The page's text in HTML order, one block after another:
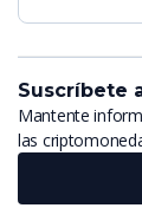
Suscríbete
Mantente
las